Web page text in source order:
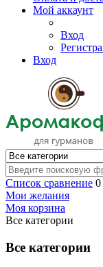
Мой аккаунт
Вход
Вход
Список сравнение 0
Мои желания
Моя корзина
Все категории
Все категории